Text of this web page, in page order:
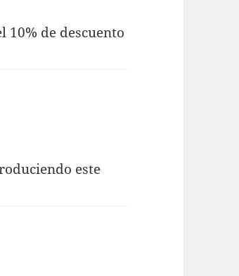
10% de descuento
este